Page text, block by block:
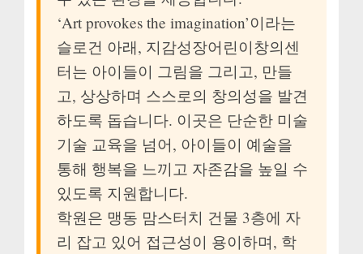
‘Art provokes the imagination’이라는
슬로건 아래, 지감성장어린이창의센
터는 아이들이 그림을 그리고, 만들
고, 상상하며 스스로의 창의성을 발견
하도록 돕습니다. 이곳은 단순한 미술
기술 교육을 넘어, 아이들이 예술을
통해 행복을 느끼고 자존감을 높일 수
있도록 지원합니다.
학원은 맹동 맘스터치 건물 3층에 자
리 잡고 있어 접근성이 용이하며, 학